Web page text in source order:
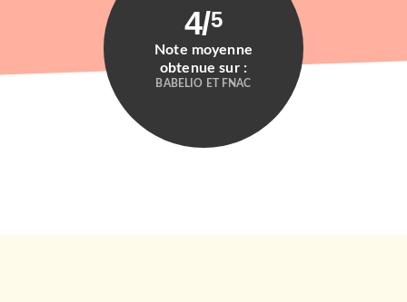
4/5
Note moyenne
obtenue sur :
BABELIO ET FNAC